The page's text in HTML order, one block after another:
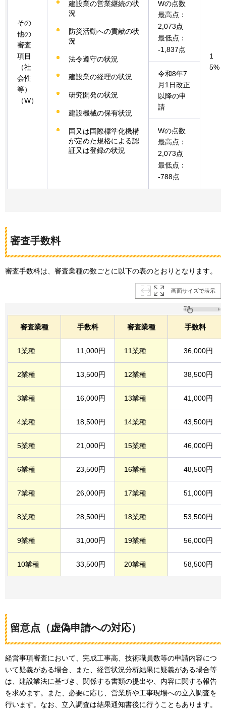
その
他の
審査
項目
（社
会性
等）
（W）
建設業の営業継続の状
況
防災活動への貢献の状
況
法令遵守の状況
建設業の経理の状況
研究開発の状況
建設機械の保有状況
国又は国際標準化機構
が定めた規格による認
証又は登録の状況
1
5%
Wの点数
最高点：
2,073点
最低点：
-1,837点
令和8年7
月1日改正
以降の申
請
Wの点数
最高点：
2,073点
最低点：
-788点
審査手数料
審査手数料は、審査業種の数ごとに以下の表のとおりとなります。
画面サイズで表示
審査業種 手数料 審査業種 手数料
1業種 11,000円 11業種 36,000円
2業種 13,500円 12業種 38,500円
3業種 16,000円 13業種 41,000円
4業種 18,500円 14業種 43,500円
5業種 21,000円 15業種 46,000円
6業種 23,500円 16業種 48,500円
7業種 26,000円 17業種 51,000円
8業種 28,500円 18業種 53,500円
9業種 31,000円 19業種 56,000円
10業種 33,500円 20業種 58,500円
留意点（虚偽申請への対応）
経営事項審査において、完成工事高、技術職員数等の申請内容につ
いて疑義がある場合、また、経営状況分析結果に疑義がある場合等
は、建設業法に基づき、関係する書類の提出や、内容に関する報告
を求めます。また、必要に応じ、営業所や工事現場への立入調査を
行います。なお、立入調査は結果通知書後に行うこともあります。